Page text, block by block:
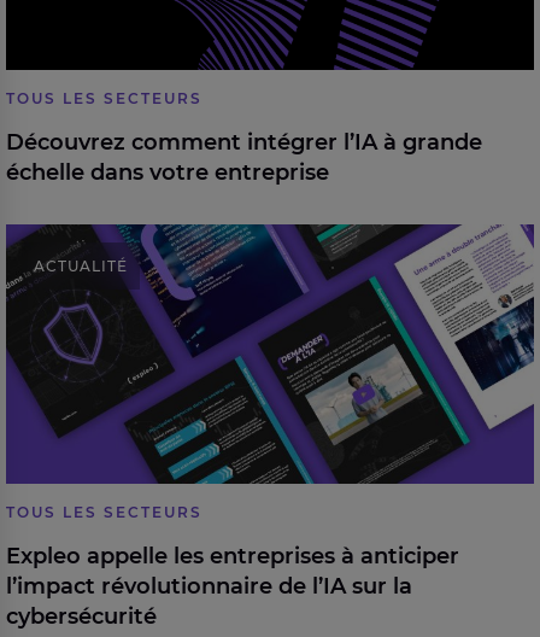
TOUS LES SECTEURS
Découvrez comment intégrer l’IA à grande
échelle dans votre entreprise
Expleo appelle les entreprises à anticiper l’impact
révolutionnaire de l’IA sur la cybersécurité
ACTUALITÉ
TOUS LES SECTEURS
Expleo appelle les entreprises à anticiper
l’impact révolutionnaire de l’IA sur la
cybersécurité